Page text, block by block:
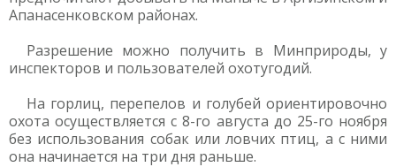
Апанасенковском районах.
Разрешение можно получить в Минприроды, у
инспекторов и пользователей охотугодий.
На горлиц, перепелов и голубей ориентировочно
охота осуществляется с 8-го августа до 25-го ноября
без использования собак или ловчих птиц, а с ними
она начинается на три дня раньше.